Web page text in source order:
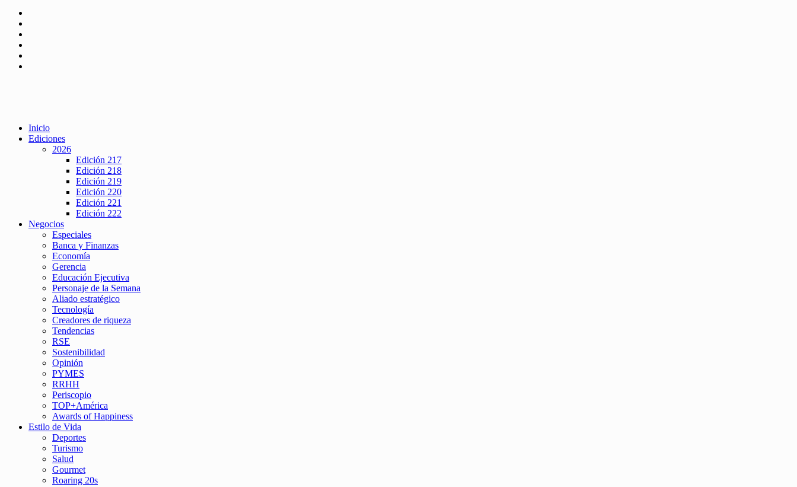
Inicio
Ediciones
2026
Edición 217
Edición 218
Edición 219
Edición 220
Edición 221
Edición 222
Negocios
Especiales
Banca y Finanzas
Economía
Gerencia
Educación Ejecutiva
Personaje de la Semana
Aliado estratégico
Tecnología
Creadores de riqueza
Tendencias
RSE
Sostenibilidad
Opinión
PYMES
RRHH
Periscopio
TOP+América
Awards of Happiness
Estilo de Vida
Deportes
Turismo
Salud
Gourmet
Roaring 20s